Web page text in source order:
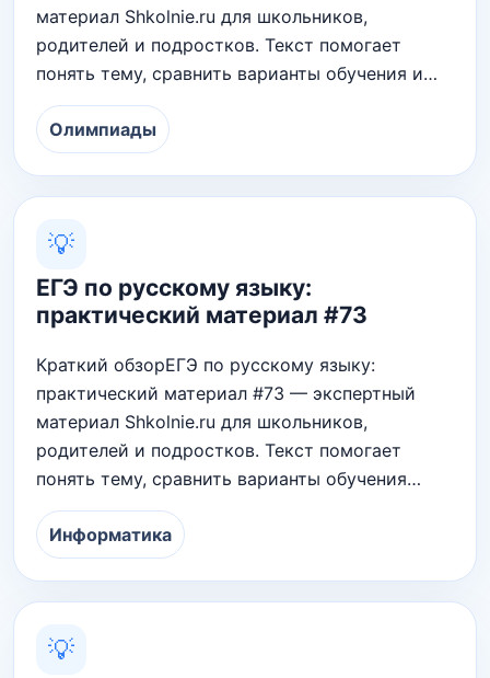
материал Shkolnie.ru для школьников,
родителей и подростков. Текст помогает
понять тему, сравнить варианты обучения и…
Олимпиады
💡
ЕГЭ по русскому языку:
практический материал #73
Краткий обзорЕГЭ по русскому языку:
практический материал #73 — экспертный
материал Shkolnie.ru для школьников,
родителей и подростков. Текст помогает
понять тему, сравнить варианты обучения…
Информатика
💡